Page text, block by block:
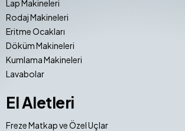
Lap Makineleri
Rodaj Makineleri
Eritme Ocakları
Döküm Makineleri
Kumlama Makineleri
Lavabolar
El Aletleri
Freze Matkap ve Özel Uçlar